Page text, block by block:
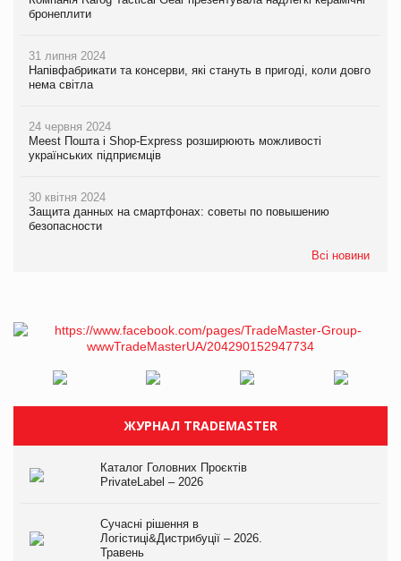
бронеплити
31 липня 2024
Напівфабрикати та консерви, які стануть в пригоді, коли довго
нема світла
24 червня 2024
Meest Пошта і Shop-Express розширюють можливості
українських підприємців
30 квітня 2024
Защита данных на смартфонах: советы по повышению
безопасности
Всі новини
ЖУРНАЛ TRADEMASTER
Каталог Головних Проєктів
PrivateLabel – 2026
Сучасні рішення в
Логістиці&Дистрибуції – 2026.
Травень